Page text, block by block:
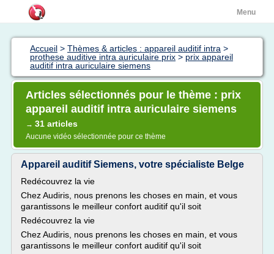
Menu
Accueil > Thèmes & articles : appareil auditif intra >
prothese auditive intra auriculaire prix > prix appareil
auditif intra auriculaire siemens
Articles sélectionnés pour le thème : prix
appareil auditif intra auriculaire siemens
→ 31 articles
Aucune vidéo sélectionnée pour ce thème
Appareil auditif Siemens, votre spécialiste Belge
Redécouvrez la vie
Chez Audiris, nous prenons les choses en main, et vous
garantissons le meilleur confort auditif qu'il soit
Redécouvrez la vie
Chez Audiris, nous prenons les choses en main, et vous
garantissons le meilleur confort auditif qu'il soit